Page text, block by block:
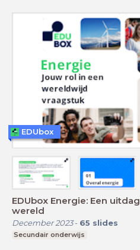
EDUbox Energie: Een
wereld
December 2023- 65 slides
Secundair onderwijs
EDUbox